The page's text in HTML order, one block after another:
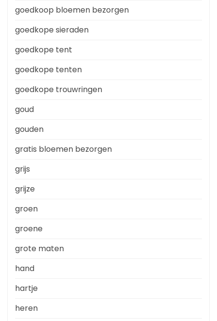
goedkoop bloemen bezorgen
goedkope sieraden
goedkope tent
goedkope tenten
goedkope trouwringen
goud
gouden
gratis bloemen bezorgen
grijs
grijze
groen
groene
grote maten
hand
hartje
heren